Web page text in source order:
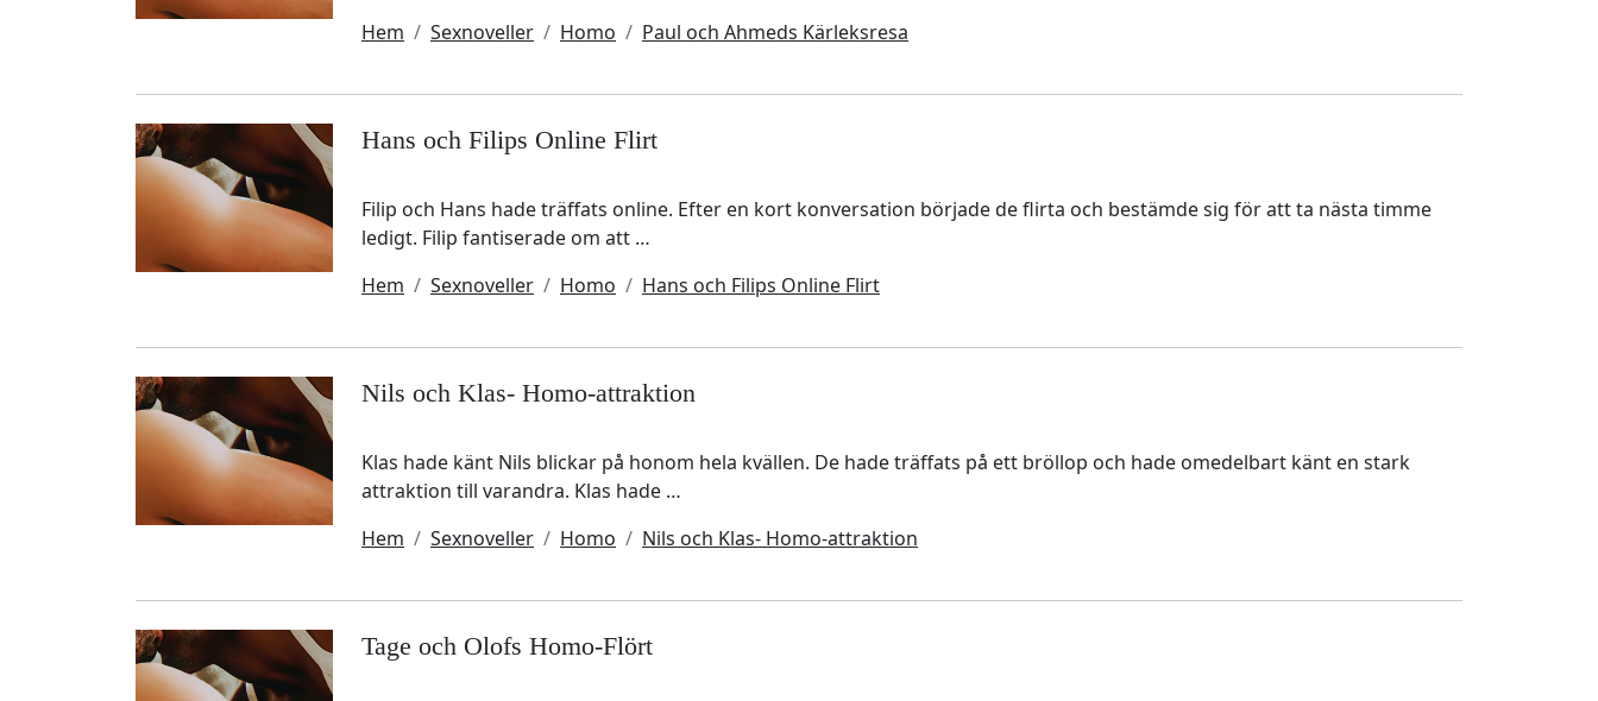
Hem
Sexnoveller Homo Paul och Ahmeds Kärleksresa
Hans och Filips Online Flirt
Filip och Hans hade träffats online. Efter en kort konversation började de flirta och bestämde sig för att ta nästa timme
ledigt. Filip fantiserade om att …
Hem
Sexnoveller Homo Hans och Filips Online Flirt
Nils och Klas- Homo-attraktion
Klas hade känt Nils blickar på honom hela kvällen. De hade träffats på ett bröllop och hade omedelbart känt en stark
attraktion till varandra. Klas hade …
Hem
Sexnoveller Homo Nils och Klas- Homo-attraktion
Tage och Olofs Homo-Flört